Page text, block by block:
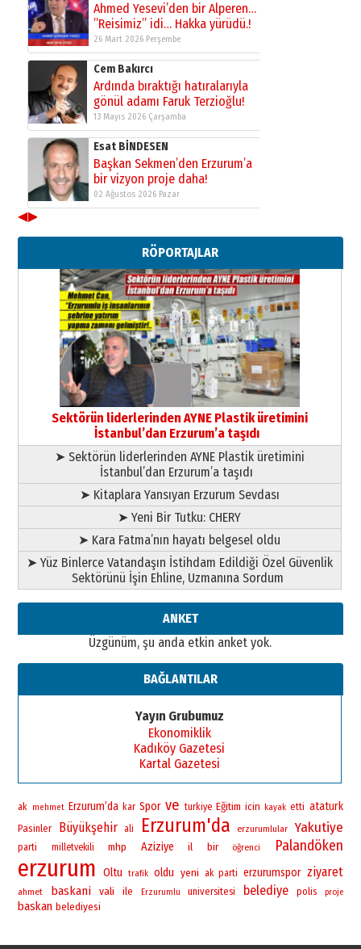
Ahmed Yesevi’den bir Alperen…
”Reisimiz” idi… Hakka yürüdü.!
26 Mart 2026 Perşembe
Cem Bakırcı
Ardında bıraktığı hatıralarıyla
gönül adamı Faruk Terzioğlu!
13 Mayıs 2026 Çarşamba
Esat BİNDESEN
Başkan Sekmen’den Erzurum’a
bir vizyon proje daha!
02 Ağustos 2026 Pazar
Erzurumspor’un köşe taşları
29 Haziran 2026 Pazartesi
Kenan GÜLERCİ
Murat Şahsuvaroğlu ERKON’da
çıtayı yukarı taşırken,
yönetimdekiler aşağı
çekmemeli!
17 Şubat 2026 Salı Orhan BOZKURT
Bir fotoğraf, bir şehir, bir
gazeteci… Dizginler kimin
elinde?
A. Berhan Yılmaz
BİR BÖLÜM DEĞİL, BİR ÖMÜR
SEÇİYORSUNUZ… “NEDEN
ATATÜRK ÜNİVERSİTESİ?”
28 Temmuz 2026 Salı
Ahmet Gökhan YAZICI
Ahmed Yesevi’den bir Alperen…
”Reisimiz” idi… Hakka yürüdü.!
26 Mart 2026 Perşembe
gönül adamı Faruk Terzioğlu!
Başkan Sekmen’den Erzurum’a
bir vizyon proje daha!
02 Ağustos 2026 Pazar
◀▶
RÖPORTAJLAR
Sektörün liderlerinden AYNE Plastik üretimini
İstanbul’dan Erzurum’a taşıdı
➤ Sektörün liderlerinden AYNE Plastik üretimini
İstanbul’dan Erzurum’a taşıdı
➤ Kitaplara Yansıyan Erzurum Sevdası
➤ Yeni Bir Tutku: CHERY
➤ Kara Fatma’nın hayatı belgesel oldu
➤ Yüz Binlerce Vatandaşın İstihdam Edildiği Özel Güvenlik
Sektörünü İşin Ehline, Uzmanına Sordum
ANKET
Üzgünüm, şu anda etkin anket yok.
BAĞLANTILAR
Yayın Grubumuz
Ekonomiklik
Kadıköy Gazetesi
Kartal Gazetesi
ak mehmet Erzurum’da kar Spor ve turkiye Eğitim icin kayak etti ataturk
Pasinler Büyükşehir ali Erzurum'da erzurumlular Yakutiye
parti milletvekili mhp Aziziye il bir öğrenci Palandöken
erzurum Oltu trafik oldu yeni ak parti erzurumspor ziyaret
ahmet baskani vali ile Erzurumlu universitesi belediye polis proje
baskan belediyesi